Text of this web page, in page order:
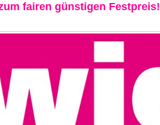
fairen günstigen Festpreis!